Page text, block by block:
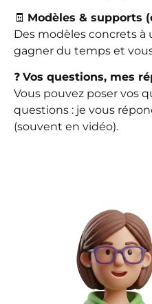
🧾 Modèles & supports
Des modèles concrets
gagner du temps et
❓ Vos questions, mes
Vous pouvez poser vos
questions : je vous
(souvent en vidéo).